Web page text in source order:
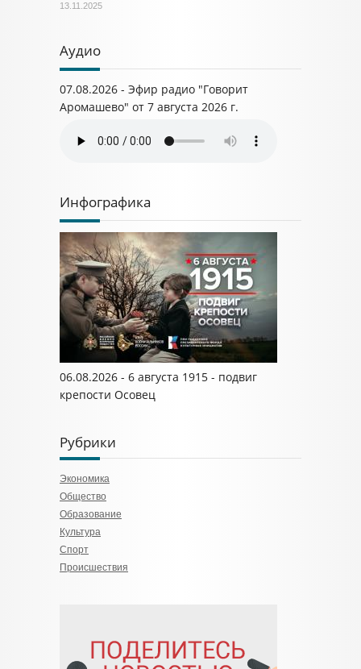
13.11.2025
Аудио
07.08.2026 - Эфир радио "Говорит
Аромашево" от 7 августа 2026 г.
Инфографика
06.08.2026 - 6 августа 1915 - подвиг
крепости Осовец
Рубрики
Экономика
Общество
Образование
Культура
Спорт
Происшествия